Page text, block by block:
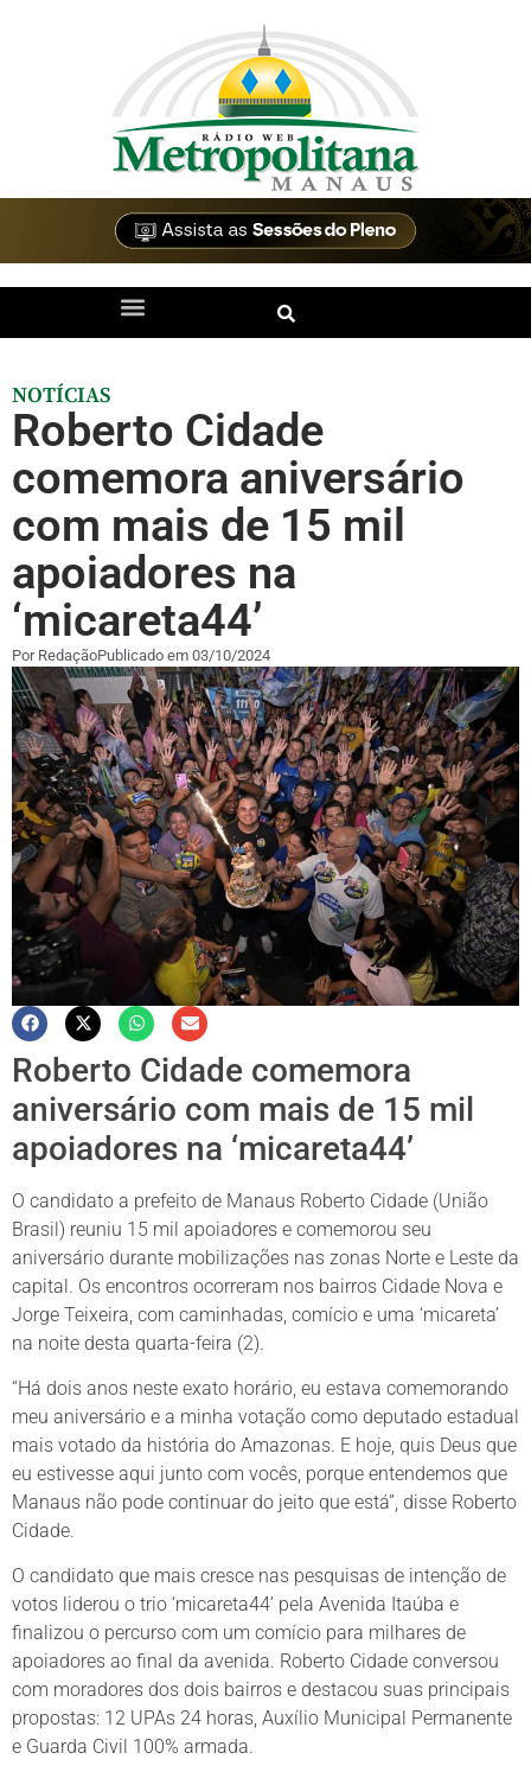
NOTÍCIAS
Roberto Cidade
comemora aniversário
com mais de 15 mil
apoiadores na
‘micareta44’
PorRedaçãoPublicado em 03/10/2024
Roberto Cidade comemora
aniversário com mais de 15 mil
apoiadores na ‘micareta44’
O candidato a prefeito de Manaus Roberto Cidade (União
Brasil) reuniu 15 mil apoiadores e comemorou seu
aniversário durante mobilizações nas zonas Norte e Leste da
capital. Os encontros ocorreram nos bairros Cidade Nova e
Jorge Teixeira, com caminhadas, comício e uma ‘micareta’
na noite desta quarta-feira (2).
“Há dois anos neste exato horário, eu estava comemorando
meu aniversário e a minha votação como deputado estadual
mais votado da história do Amazonas. E hoje, quis Deus que
eu estivesse aqui junto com vocês, porque entendemos que
Manaus não pode continuar do jeito que está”, disse Roberto
Cidade.
O candidato que mais cresce nas pesquisas de intenção de
votos liderou o trio ‘micareta44’ pela Avenida Itaúba e
finalizou o percurso com um comício para milhares de
apoiadores ao final da avenida. Roberto Cidade conversou
com moradores dos dois bairros e destacou suas principais
propostas: 12 UPAs 24 horas, Auxílio Municipal Permanente
e Guarda Civil 100% armada.